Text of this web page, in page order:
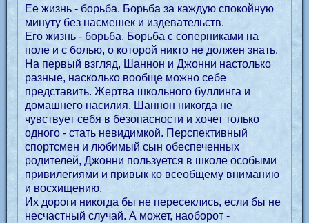
Ее жизнь - борьба. Борьба за каждую спокойную
минуту без насмешек и издевательств.
Его жизнь - борьба. Борьба с соперниками на
поле и с болью, о которой никто не должен знать.
На первый взгляд, Шаннон и Джонни настолько
разные, насколько вообще можно себе
представить. Жертва школьного буллинга и
домашнего насилия, Шаннон никогда не
чувствует себя в безопасности и хочет только
одного - стать невидимкой. Перспективный
спортсмен и любимый сын обеспеченных
родителей, Джонни пользуется в школе особыми
привилегиями и привык ко всеобщему вниманию
и восхищению.
Их дороги никогда бы не пересеклись, если бы не
несчастный случай. А может, наоборот -